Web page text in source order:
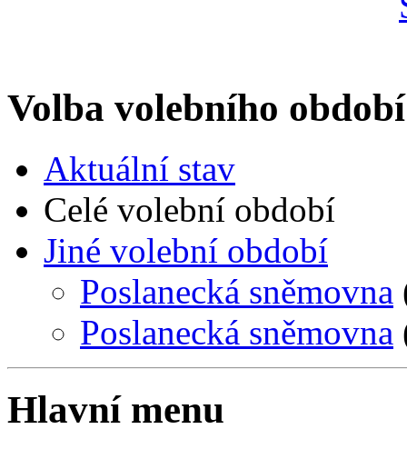
Volba volebního období
Aktuální stav
Celé volební období
Jiné volební období
Poslanecká sněmovna
Poslanecká sněmovna
Hlavní menu